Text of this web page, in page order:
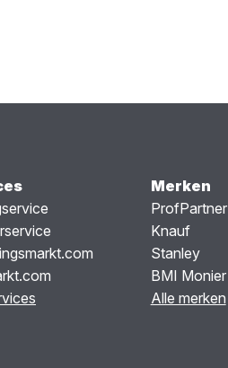
Merken
ProfPartner
Knauf
Stanley
BMI Monier
Alle merken